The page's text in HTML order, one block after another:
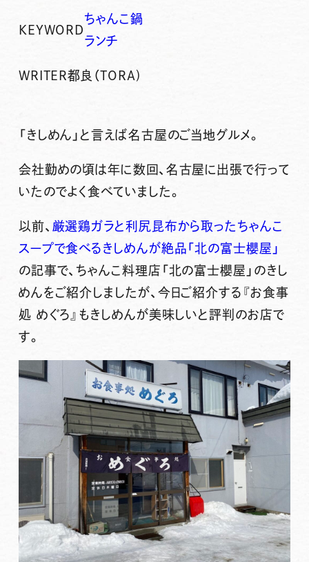
KEYWORD
ちゃんこ鍋
ランチ
WRITER都良（TORA)
「きしめん」と言えば名古屋のご当地グルメ。
会社勤めの頃は年に数回、名古屋に出張で行って
いたのでよく食べていました。
以前、 厳選鶏ガラと利尻昆布から取ったちゃんこ
スープで食べるきしめんが絶品「北の富士櫻屋」
の記事で、ちゃんこ料理店「北の富士櫻屋」のきし
めんをご紹介しましたが、今日ご紹介する 『お食事
処 めぐろ』 もきしめんが美味しいと評判のお店で
す。